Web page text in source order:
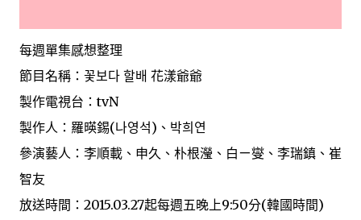
每週單集感想整理
節目名稱：꽃보다 할배 花漾爺爺
製作電視台：tvN
製作人：羅暎錫(나영석)、박희연
參演藝人：李順載、申久、朴根瀅、白ㄧ燮、李瑞鎮、崔
智友
放送時間：2015.03.27起每週五晚上9:50分(韓國時間)